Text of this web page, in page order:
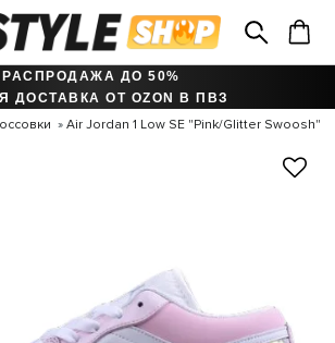
РАСПРОДАЖА ДО 50%
ДОСТАВКА ОТ OZON В ПВЗ
Air Jordan 1 Low SE "Pink/Glitter Swoosh"